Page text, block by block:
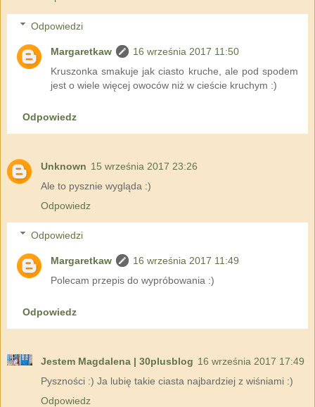
Odpowiedzi
Margaretkaw
16 września 2017 11:50
Kruszonka smakuje jak ciasto kruche, ale pod spodem
jest o wiele więcej owoców niż w cieście kruchym :)
Odpowiedz
Unknown 15 września 2017 23:26
Ale to pysznie wygląda :)
Odpowiedz
Odpowiedzi
Margaretkaw
16 września 2017 11:49
Polecam przepis do wypróbowania :)
Odpowiedz
Jestem Magdalena | 30plusblog 16 września 2017 17:49
Pyszności :) Ja lubię takie ciasta najbardziej z wiśniami :)
Odpowiedz